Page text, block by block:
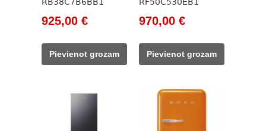
Original
was:
1
925,00 €Current
925,00 €.
Pievienot grozam
Original
was:
1
970,00 €Current
970,00 €.
Pievienot grozam